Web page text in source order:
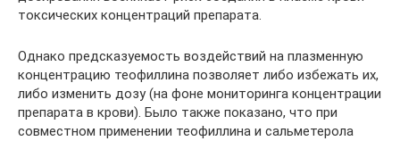
токсических концентраций препарата.
Однако предсказуемость воздействий на плазменную
концентрацию теофиллина позволяет либо избежать их,
либо изменить дозу (на фоне мониторинга концентрации
препарата в крови). Было также показано, что при
совместном применении теофиллина и сальметерола